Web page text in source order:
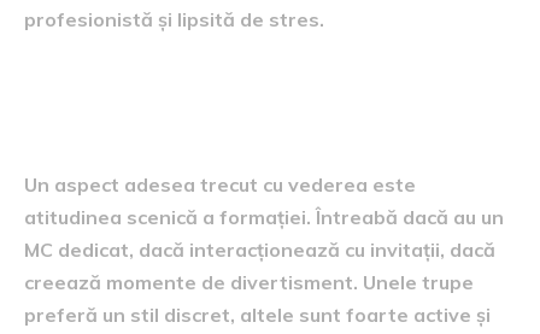
profesionistă și lipsită de stres.
Un aspect adesea trecut cu vederea este
atitudinea scenică a formației. Întreabă dacă au un
MC dedicat, dacă interacționează cu invitații, dacă
creează momente de divertisment. Unele trupe
preferă un stil discret, altele sunt foarte active și